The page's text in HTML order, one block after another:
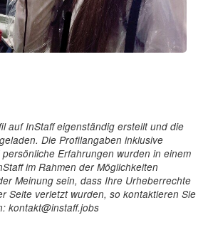
auf InStaff eigenständig erstellt und die
Die Profilangaben inklusive
Erfahrungen wurden in einem
im Rahmen der Möglichkeiten
Meinung sein, dass Ihre Urheberrechte
Seite verletzt wurden, so kontaktieren Sie
kontakt@instaff.jobs